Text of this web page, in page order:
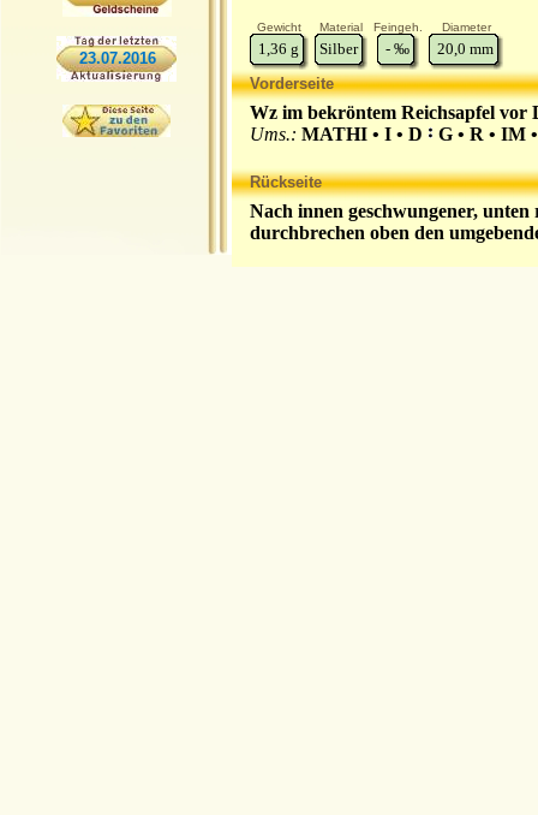
23.07.2016
Gewicht Material Feingeh. Diameter
1,36 g Silber - ‰ 20,0 mm
Vorderseite
Wz im bekröntem Reichsapfel
Ums.: MATHI • I • D G • R • IM
Rückseite
Nach innen geschwungener,
durchbrechen oben den